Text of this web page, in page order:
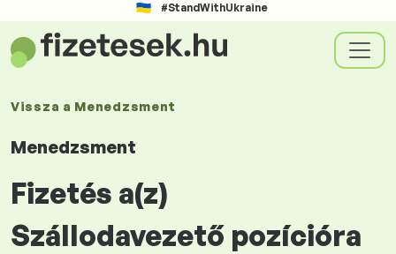
#StandWithUkraine
Vissza a Menedzsment
Menedzsment
Fizetés a(z)
Szállodavezető pozícióra